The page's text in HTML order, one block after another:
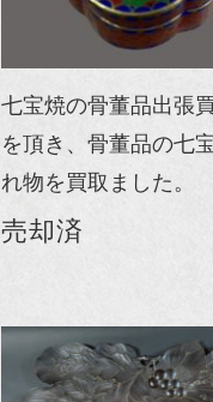
七宝焼の骨董品出張
を頂き、骨董品の七
れ物を買取ました。
売却済